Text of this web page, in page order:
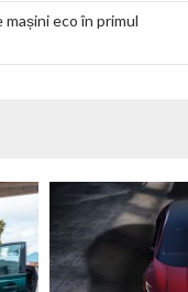
eco în primul